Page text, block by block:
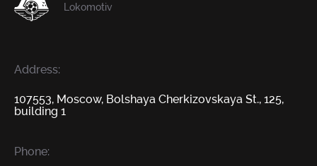
Lokomotiv
Address:
107553, Moscow, Bolshaya Cherkizovskaya St., 125,
building 1
Phone: